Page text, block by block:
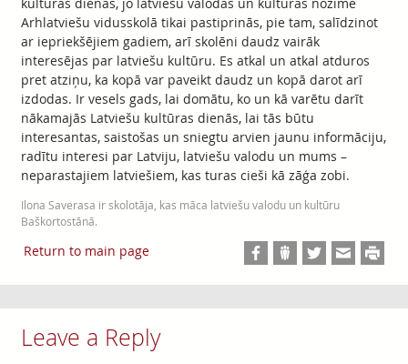
Arhlatviešu vidusskolā tikai pastiprinās, pie tam, salīdzinot
ar iepriekšējiem gadiem, arī skolēni daudz vairāk
interesējas par latviešu kultūru. Es atkal un atkal atduros
pret atziņu, ka kopā var paveikt daudz un kopā darot arī
izdodas. Ir vesels gads, lai domātu, ko un kā varētu darīt
nākamajās Latviešu kultūras dienās, lai tās būtu
interesantas, saistošas un sniegtu arvien jaunu informāciju,
radītu interesi par Latviju, latviešu valodu un mums –
neparastajiem latviešiem, kas turas cieši kā zāģa zobi.
Ilona Saverasa ir skolotāja, kas māca latviešu valodu un kultūru
Baškortostānā.
Return to main page
Leave a Reply